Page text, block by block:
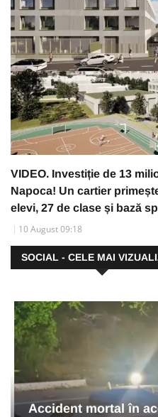
VIDEO. Investiție de 13
Napoca! Un cartier
elevi, 27 de clase și bază
10 August 09:18
SOCIAL - CELE MAI
Accident mortal în